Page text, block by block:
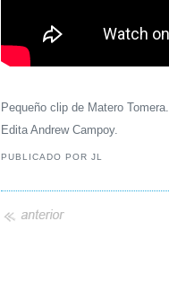
Pequeño clip de Matero Tomera.
Edita Andrew Campoy.
PUBLICADO POR JL